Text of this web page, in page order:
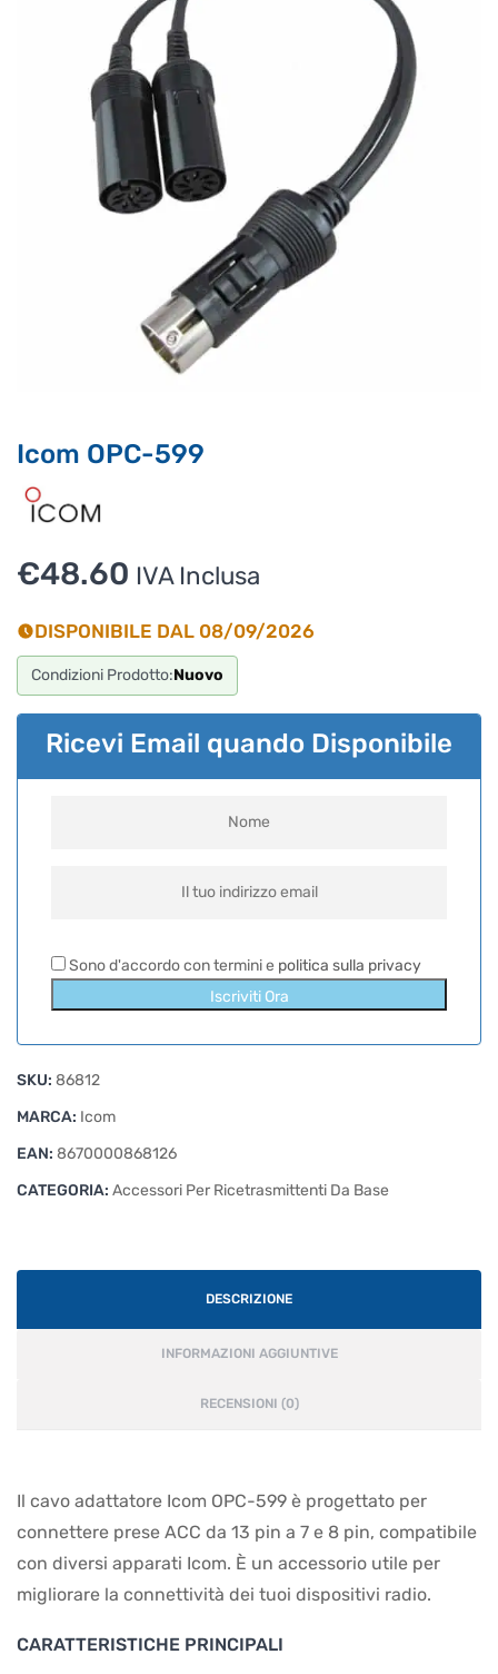
Icom OPC-599
€48.60 IVA Inclusa
DISPONIBILE DAL 08/09/2026
Condizioni Prodotto:Nuovo
Ricevi Email quando Disponibile
Sono d'accordo con termini e politica sulla privacy
Iscriviti Ora
SKU: 86812
MARCA: Icom
EAN: 8670000868126
CATEGORIA: Accessori Per Ricetrasmittenti Da Base
DESCRIZIONE
INFORMAZIONI AGGIUNTIVE
RECENSIONI (0)
Il cavo adattatore Icom OPC-599 è progettato per
connettere prese ACC da 13 pin a 7 e 8 pin, compatibile
con diversi apparati Icom. È un accessorio utile per
migliorare la connettività dei tuoi dispositivi radio.
CARATTERISTICHE PRINCIPALI
Supporto clienti RF Assist
Ciao, Come posso aiutarti?
Puoi chiedermi informazioni generali o specifiche su certi
Per ottenere dettagli su un determinato prodotto
assicurati di indicarne il nome completo